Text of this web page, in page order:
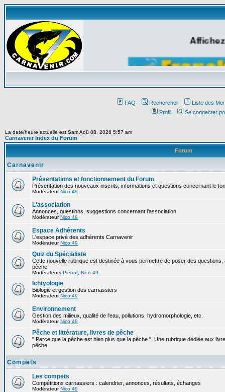
FAQ Rechercher
Liste des
Profil
Se connecter
La date/heure actuelle est Sam Aoû 08, 2026 5:57 am
Carnavenir Index du Forum
Forum
Carnavenir
Présentations et fonctionnement du Forum
Présentation des nouveaux inscrits, informations et questions concernant le
ModérateurNico 49
L'association
Annonces, questions, suggestions concernant l'association
ModérateurNico 49
Espace Adhérents
L'espace privé des adhérents Carnavenir
ModérateurNico 49
Quiz du Spécialiste
Cette nouvelle rubrique est destinée à vous permettre de poser des
pêche.
Modérateurs Pierrot Nico 49
Ichtyologie
Biologie et gestion des carnassiers
ModérateurNico 49
Environnement
Gestion des milieux, qualité de l'eau, pollutions, hydromorphologie, etc.
ModérateurNico 49
Pêche et littérature, livres de pêche
" Parce que la pêche est bien plus que la pêche ". Une rubrique dédiée aux
pêche.
Compets
Les compets
Compétitions carnassiers : calendrier, annonces, résultats, échanges
ModérateurNico 49